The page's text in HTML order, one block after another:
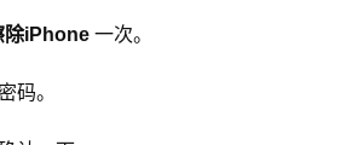
除iPhone 一次。
码。